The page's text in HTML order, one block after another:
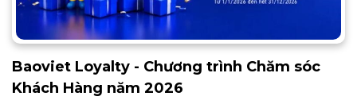
Baoviet Loyalty - Chương trình Chăm sóc
Khách Hàng năm 2026